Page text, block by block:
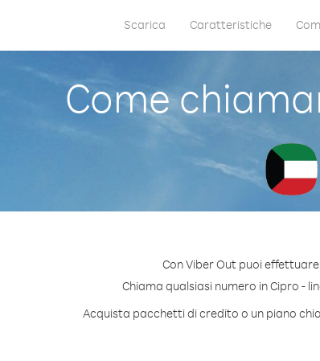
Scarica Caratteristiche
Come
Con Viber Out puoi
Chiama qualsiasi numero in Cipro -
Acquista pacchetti di credito o un piano